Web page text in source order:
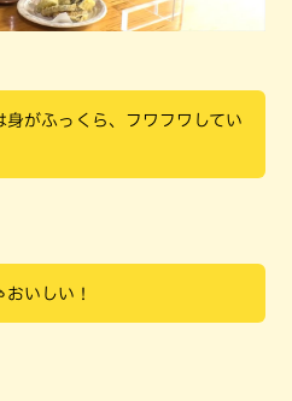
身がふっくら、フワフワしてい
いしい！